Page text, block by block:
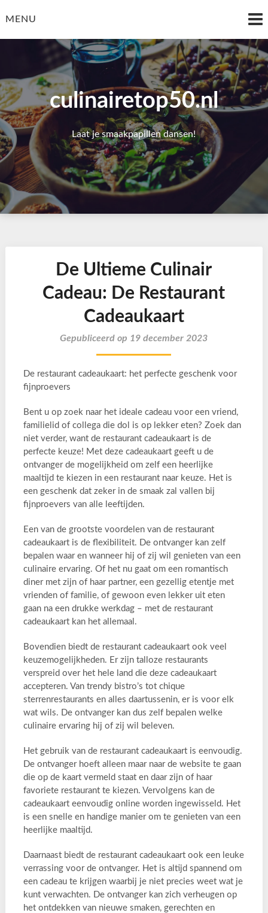
toMENU
culinairetop50.nl
Laat je smaakpapillen dansen!
De Ultieme Culinair
Cadeau: De Restaurant
Cadeaukaart
Gepubliceerd op 19 december 2023
De restaurant cadeaukaart: het perfecte geschenk voor
fijnproevers
Bent u op zoek naar het ideale cadeau voor een vriend,
familielid of collega die dol is op lekker eten? Zoek dan
niet verder, want de restaurant cadeaukaart is de
perfecte keuze! Met deze cadeaukaart geeft u de
ontvanger de mogelijkheid om zelf een heerlijke
maaltijd te kiezen in een restaurant naar keuze. Het is
een geschenk dat zeker in de smaak zal vallen bij
fijnproevers van alle leeftijden.
Een van de grootste voordelen van de restaurant
cadeaukaart is de flexibiliteit. De ontvanger kan zelf
bepalen waar en wanneer hij of zij wil genieten van een
culinaire ervaring. Of het nu gaat om een romantisch
diner met zijn of haar partner, een gezellig etentje met
vrienden of familie, of gewoon even lekker uit eten
gaan na een drukke werkdag – met de restaurant
cadeaukaart kan het allemaal.
Bovendien biedt de restaurant cadeaukaart ook veel
keuzemogelijkheden. Er zijn talloze restaurants
verspreid over het hele land die deze cadeaukaart
accepteren. Van trendy bistro’s tot chique
sterrenrestaurants en alles daartussenin, er is voor elk
wat wils. De ontvanger kan dus zelf bepalen welke
culinaire ervaring hij of zij wil beleven.
Het gebruik van de restaurant cadeaukaart is eenvoudig.
De ontvanger hoeft alleen maar naar de website te gaan
die op de kaart vermeld staat en daar zijn of haar
favoriete restaurant te kiezen. Vervolgens kan de
cadeaukaart eenvoudig online worden ingewisseld. Het
is een snelle en handige manier om te genieten van een
heerlijke maaltijd.
Daarnaast biedt de restaurant cadeaukaart ook een leuke
verrassing voor de ontvanger. Het is altijd spannend om
een cadeau te krijgen waarbij je niet precies weet wat je
kunt verwachten. De ontvanger kan zich verheugen op
het ontdekken van nieuwe smaken, gerechten en